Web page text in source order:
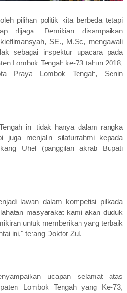
pilihan politik kita berbeda tetapi
dijaga. Demikian disampaikan
SE., M.Sc, mengawali
sebagai inspektur upacara pada
Lombok Tengah ke-73 tahun 2018,
Praya Lombok Tengah, Senin
ini tidak hanya dalam rangka
juga menjalin silaturrahmi kepada
Uhel (panggilan akrab Bupati
lawan dalam kompetisi pilkada
masyarakat kami akan duduk
untuk memberikan yang terbaik
ini," terang Doktor Zul.
ucapan selamat atas
Lombok Tengah yang Ke-73,